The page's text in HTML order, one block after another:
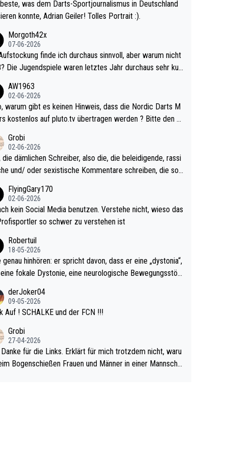
was dem Darts-Sportjournalismus in Deutschland
konnte, Adrian Geiler! Tolles Portrait :).
Morgoth42x
07-06-2026
finde ich durchaus sinnvoll, aber warum nicht
sehr kur
Somit ändert die automatische Qualifikation des Weltm
nichts. Ich denke sie wollen damit für nächste
wenig WDF Turniere spielen. Dies war bei Archie Self l
Jahr der Fall. Er musste als amtierender Weltmeister d
den Qualifier und ich glaube kaum, dass Mitchel sich das
antun würde, wenn er doch eigentlich die PDC-WM
hat.
AW1963
02-06-2026
M
kostenlos auf pluto.tv übertragen werden ? Bitte den A
Grobi
02-06-2026
die dämlichen Schreiber, also die, die beleidigende, rassi
und/ oder sexistische Kommentare schreiben, die soll
in den Griff kriegen. Nur eins wundert mich: Luke Li
doch neulich erst derjenige, der über Social Media G
hat. Und Littlers Mutter schießt öfters mal gege
FlyingGary170
02-06-2026
kein Social Media benutzen. Verstehe nicht, wieso das
so schwer zu verstehen ist
Robertuil
18-05-2026
genau hinhören: er spricht davon, dass er eine „dystonia“,
fokale Dystonie, eine neurologische Bewegungsstör
im Arm hat. Und, dass Medikamente ihm helfen! Ich gl
immer noch, dass sehr viele der Dartits-Fälle fälschlich p
könnten teils wirksam behandelt werden! Dafür müsst
nur zum Neurologen und nicht zum Mentaltrainer gehe
derJoker04
09-05-2026
Auf ! SCHALKE und der FCN !!!
Grobi
27-04-2026
Danke für die Links. Erklärt für mich trotzdem nicht, waru
Bogenschießen Frauen und Männer in einer Mannscha